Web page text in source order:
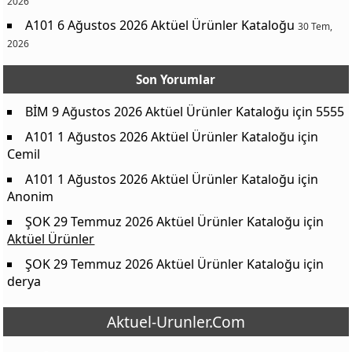
Mr. Green Mikrofiber Desenli Bez 3'lü
85,00 ₺
Gibbs Tıraş Köpüğü 200 ml
Domestos WC Blok 5'li
159,00 ₺
Gillette Blue 3 Hybrid Erkek Tıraş Bıçağı
Est Doğal Misvak Özlü Diş Macunu 90 ml
125,00 ₺
Powerdent Misvak Diş Fırçası
Emotion 2'li Deodorant 2x150 ml
189,00 ₺
Duru Duş Banyo Sabunu 4x150 g
A101 6 Ağustos 2026 Aktüel Ürünler Kataloğu 30 Tem,
2026
Son Yorumlar
BİM 9 Ağustos 2026 Aktüel Ürünler Kataloğu için 5555
A101 1 Ağustos 2026 Aktüel Ürünler Kataloğu için
Cemil
A101 1 Ağustos 2026 Aktüel Ürünler Kataloğu için
Anonim
ŞOK 29 Temmuz 2026 Aktüel Ürünler Kataloğu için
Aktüel Ürünler
ŞOK 29 Temmuz 2026 Aktüel Ürünler Kataloğu için
derya
Aktuel-Urunler.Com